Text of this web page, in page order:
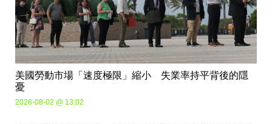
美國勞動市場「速度極限」縮小 失業率持平背後的隱
憂
2026-08-02 @ 13:02